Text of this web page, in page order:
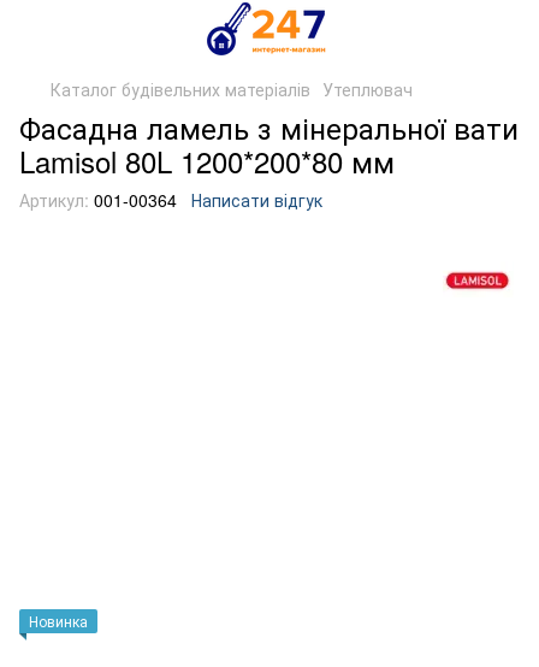
Каталог будівельних матеріалів Утеплювач
Фасадна ламель з мінеральної вати
Lamisol 80L 1200*200*80 мм
Артикул: 001-00364 Написати відгук
Новинка